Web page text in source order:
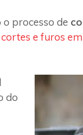
processo de
e furos
do